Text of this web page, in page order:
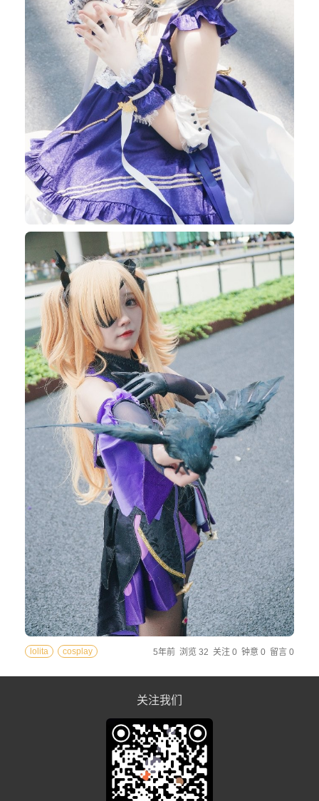
lolita cosplay 5年前 浏览 32 关注 0 钟意 0 留言 0
关注我们